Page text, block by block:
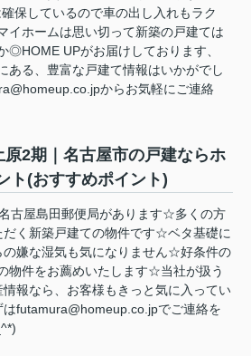
保しているので車の出し入れもラク
イホームは思い切って新築の戸建ては
◎HOME UPがお届けしております、
ある、豊富な戸建て情報はいかがでし
からお気軽にご連絡
2期｜名古屋市の戸建ならホ
ト(おすすめポイント)
古屋島田郵便局があります☆多くの方
く新築戸建ての物件です☆ベタ基礎に
の嫌な湿気も気になりません☆好条件の
物件をお薦めいたします☆当社が扱う
報なら、お客様もきっと気に入ってい
futamura@homeup.co.jpでご連絡を